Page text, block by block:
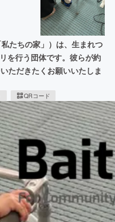
たちの家」）は、生まれつ
を行う団体です。彼らが約
ただきたくお願いいたしま
QRコード